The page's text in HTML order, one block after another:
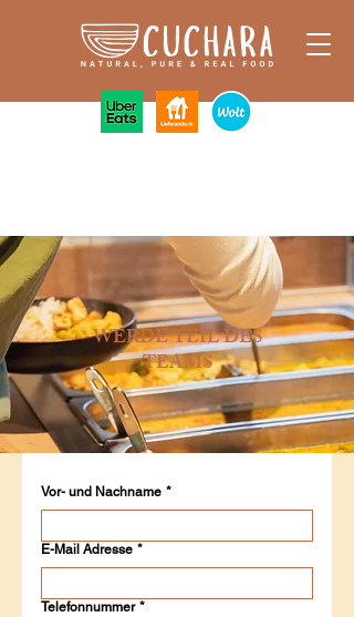
WERDE TEIL DES
TEAMS
Vor- und Nachname *
E-Mail Adresse *
Telefonnummer *